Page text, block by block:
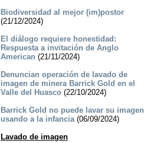
Biodiversidad al mejor (im)postor
(21/12/2024)
El diálogo requiere honestidad:
Respuesta a invitación de Anglo
American (21/11/2024)
Denuncian operación de lavado de
imagen de minera Barrick Gold en el
Valle del Huasco(22/10/2024)
Barrick Gold no puede lavar su imagen
usando a la infancia(06/09/2024)
Lavado de imagen